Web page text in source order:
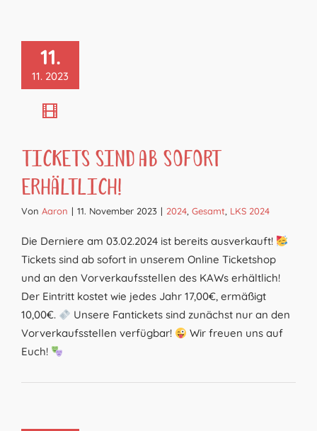
11.
11. 2023
Tickets sind ab sofort
erhältlich!
Von Aaron | 11. November 2023 | 2024, Gesamt, LKS 2024
Die Derniere am 03.02.2024 ist bereits ausverkauft!
Tickets sind ab sofort in unserem Online Ticketshop
und an den Vorverkaufsstellen des KAWs erhältlich!
Der Eintritt kostet wie jedes Jahr 17,00€, ermäßigt
10,00€.
Unsere Fantickets sind zunächst nur an den
Vorverkaufsstellen verfügbar!
Wir freuen uns auf
Euch!